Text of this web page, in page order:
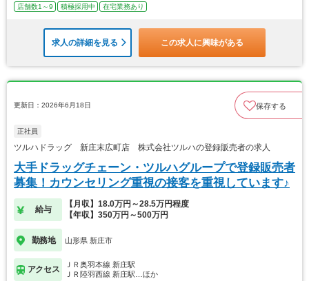
店舗数1～9
積極採用中 在宅業務あり
求人の詳細を見る この求人に興味がある
更新日：2026年6月18日 保存する
正社員
ツルハドラッグ 新庄末広町店 株式会社ツルハの登録販売者の求人
大手ドラッグチェーン・ツルハグループで登録販売者
募集！カウンセリング重視の接客を重視しています♪
給与
【月収】18.0万円～28.5万円程度
【年収】350万円～500万円
勤務地 山形県 新庄市
アクセス
ＪＲ奥羽本線 新庄駅
ＪＲ陸羽西線 新庄駅…ほか